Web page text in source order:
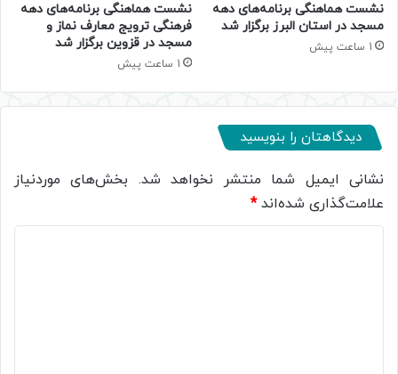
نشست هماهنگی برنامه‌های دهه
مسجد در استان البرز برگزار شد
1 ساعت پیش
نشست هماهنگی برنامه‌های دهه
فرهنگی ترویج معارف نماز و
مسجد در قزوین برگزار شد
1 ساعت پیش
دیدگاهتان را بنویسید
نشانی ایمیل شما منتشر نخواهد شد. بخش‌های موردنیاز
علامت‌گذاری شده‌اند*